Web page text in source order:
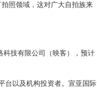
照领域，这对广大自拍族来
科技有限公司（映客），预计
台以及机构投资者。宣亚国际